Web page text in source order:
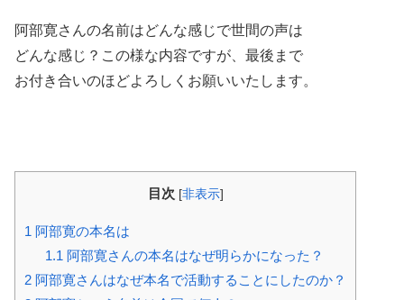
阿部寛さんの名前はどんな感じで世間の声は
どんな感じ？この様な内容ですが、最後まで
お付き合いのほどよろしくお願いいたします。
目次 [非表示]
1 阿部寛の本名は
1.1 阿部寛さんの本名はなぜ明らかになった？
2 阿部寛さんはなぜ本名で活動することにしたのか？